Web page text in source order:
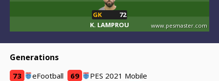
GK
72
K. LAMPROU
www.pesmaster.com
Generations
73 eFootball 69
PES 2021 Mobile